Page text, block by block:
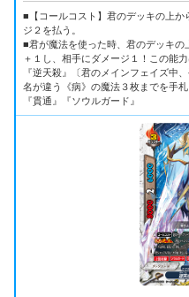
■【コールコスト】君のデッキの上
ジ２を払う。
■君が魔法を使った時、君のデッキ
＋１し、相手にダメージ１！この能
『逆天殺』〔君のメインフェイズ中
名が違う《病》の魔法３枚までを手
『貫通』『ソウルガード』